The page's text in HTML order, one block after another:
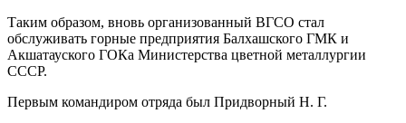
Таким образом, вновь организованный ВГСО стал
обслуживать горные предприятия Балхашского ГМК и
Акшатауского ГОКа Министерства цветной металлургии
СССР.
Первым командиром отряда был Придворный Н. Г.